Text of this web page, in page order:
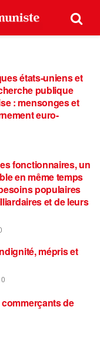
états-uniens et
publique
: mensonges et
euro-
fonctionnaires, un
en même temps
populaires
et de leurs
mépris et
0
de